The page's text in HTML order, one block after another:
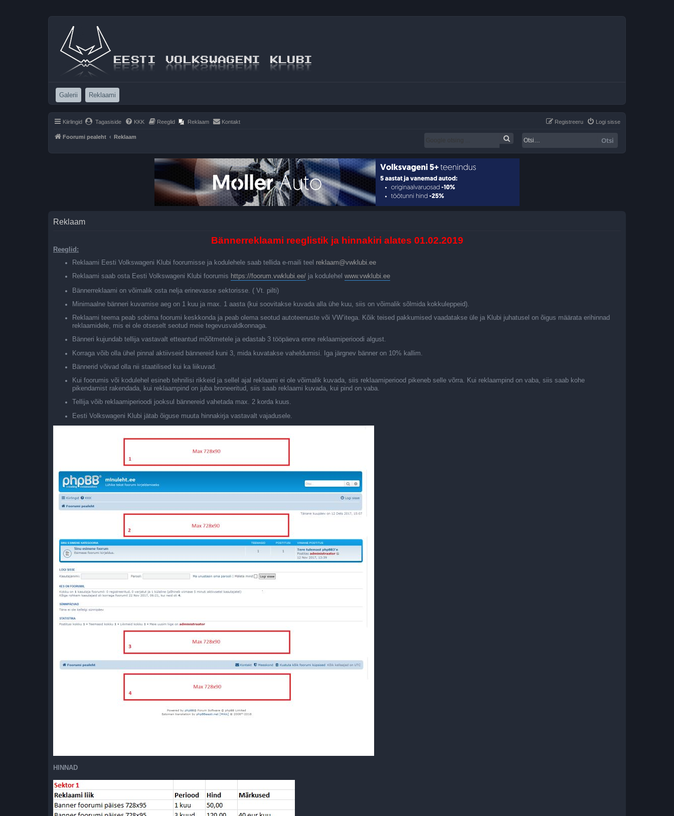
Galerii (Opens a new tab)
Reklaami
Kiirlingid Tagasiside KKK Reeglid Reklaam Kontakt Logi sisse
Registreeru
Foorumi pealeht Reklaam Otsi
Reklaam
Bännerreklaami reeglistik ja hinnakiri alates 01.02.2019
Reeglid:
Reklaami Eesti Volkswageni Klubi foorumisse ja kodulehele saab tellida e-maili teel reklaam@vwklubi.ee
Reklaami saab osta Eesti Volkswageni Klubi foorumis https://foorum.vwklubi.ee/ja kodulehel www.vwklubi.ee
Bännerreklaami on võimalik osta nelja erinevasse sektorisse. ( Vt. pilti)
Minimaalne bänneri kuvamise aeg on 1 kuu ja max. 1 aasta (kui soovitakse kuvada alla ühe kuu, siis on võimalik sõlmida kokkuleppeid).
Reklaami teema peab sobima foorumi keskkonda ja peab olema seotud autoteenuste või VW’itega. Kõik teised pakkumised vaadatakse üle ja Klubi juhatusel on õigus määrata erihinnad
reklaamidele, mis ei ole otseselt seotud meie tegevusvaldkonnaga.
Bänneri kujundab tellija vastavalt etteantud mõõtmetele ja edastab 3 tööpäeva enne reklaamiperioodi algust.
Korraga võib olla ühel pinnal aktiivseid bännereid kuni 3, mida kuvatakse vaheldumisi. Iga järgnev bänner on 10% kallim.
Bännerid võivad olla nii staatilised kui ka liikuvad.
Kui foorumis või kodulehel esineb tehnilisi rikkeid ja sellel ajal reklaami ei ole võimalik kuvada, siis reklaamiperiood pikeneb selle võrra. Kui reklaampind on vaba, siis saab kohe
pikendamist rakendada, kui reklaampind on juba broneeritud, siis saab reklaami kuvada, kui pind on vaba.
Tellija võib reklaamiperioodi jooksul bännereid vahetada max. 2 korda kuus.
Eesti Volkswageni Klubi jätab õiguse muuta hinnakirja vastavalt vajadusele.
HINNAD